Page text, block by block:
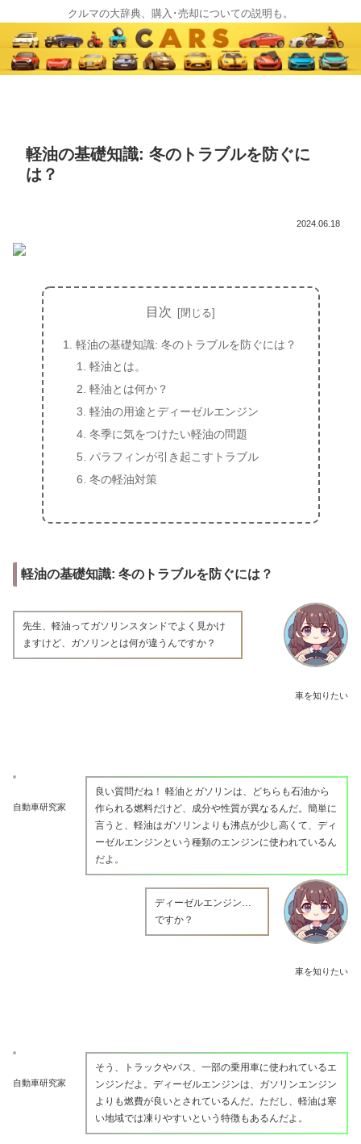
クルマの大辞典、購入･売却についての説明も。
軽油の基礎知識: 冬のトラブルを防ぐに
は？
2024.06.18
目次
軽油の基礎知識: 冬のトラブルを防ぐには？
軽油とは。
軽油とは何か？
軽油の用途とディーゼルエンジン
冬季に気をつけたい軽油の問題
パラフィンが引き起こすトラブル
冬の軽油対策
軽油の基礎知識: 冬のトラブルを防ぐには？
車を知りたい
先生、軽油ってガソリンスタンドでよく見かけ
ますけど、ガソリンとは何が違うんですか？
自動車研究家
良い質問だね！ 軽油とガソリンは、どちらも石油から
作られる燃料だけど、成分や性質が異なるんだ。簡単に
言うと、軽油はガソリンよりも沸点が少し高くて、ディ
ーゼルエンジンという種類のエンジンに使われているん
だよ。
車を知りたい
ディーゼルエンジン…
ですか？
自動車研究家
そう、トラックやバス、一部の乗用車に使われているエ
ンジンだよ。ディーゼルエンジンは、ガソリンエンジン
よりも燃費が良いとされているんだ。ただし、軽油は寒
い地域では凍りやすいという特徴もあるんだよ。